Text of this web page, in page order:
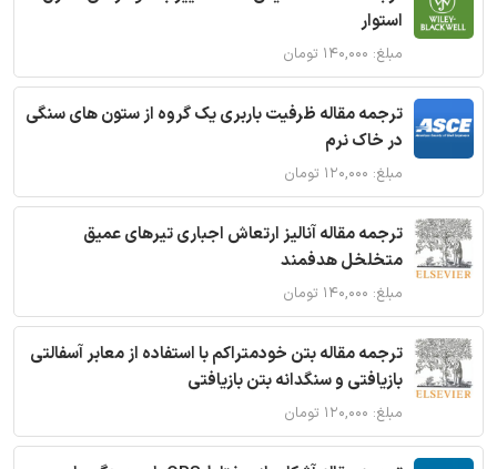
استوار
مبلغ: ۱۴۰,۰۰۰ تومان
ترجمه مقاله ظرفیت باربری یک گروه از ستون های سنگی
در خاک نرم
مبلغ: ۱۲۰,۰۰۰ تومان
ترجمه مقاله آنالیز ارتعاش اجباری تیرهای عمیق
متخلخل هدفمند
مبلغ: ۱۴۰,۰۰۰ تومان
ترجمه مقاله بتن خودمتراکم با استفاده از معابر آسفالتی
بازیافتی و سنگدانه بتن بازیافتی
مبلغ: ۱۲۰,۰۰۰ تومان